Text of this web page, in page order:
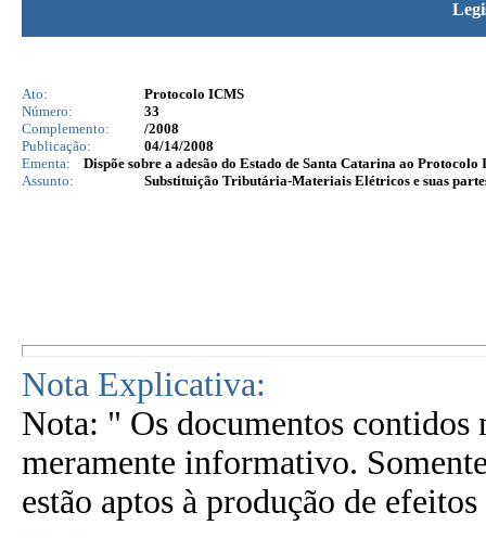
Ato:
Protocolo ICMS
Número:
33
Complemento:
/2008
Publicação:
04/14/2008
Ementa:
Dispõe sobre a adesão do Estado de Santa Catarina ao
Assunto:
Substituição Tributária-Materiais Elétricos e suas
Nota Explicativa:
Nota: " Os documentos contidos
meramente informativo.
estão aptos à produção de